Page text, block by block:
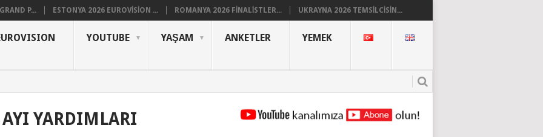
P... ESTONYA 2026 EUROVISION ... ROMANYA 2026 FINALISTLER... UKRAYNA 2026 TEMSILCISIN...
YOUTUBE YAŞAM ANKETLER YEMEK
YARDIMLARI